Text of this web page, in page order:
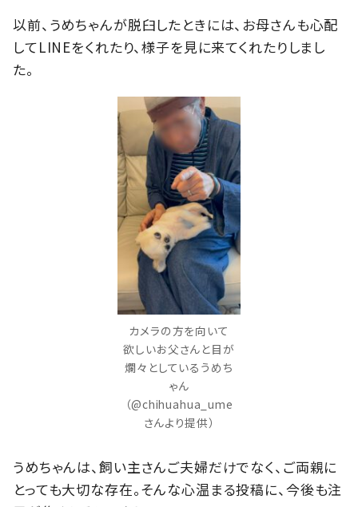
以前、うめちゃんが脱臼したときには、お母さんも心配
してLINEをくれたり、様子を見に来てくれたりしまし
た。
カメラの方を向いて
欲しいお父さんと目が
爛々としているうめち
ゃん
（@chihuahua_ume
さんより提供）
うめちゃんは、飼い主さんご夫婦だけでなく、ご両親に
とっても大切な存在。そんな心温まる投稿に、今後も注